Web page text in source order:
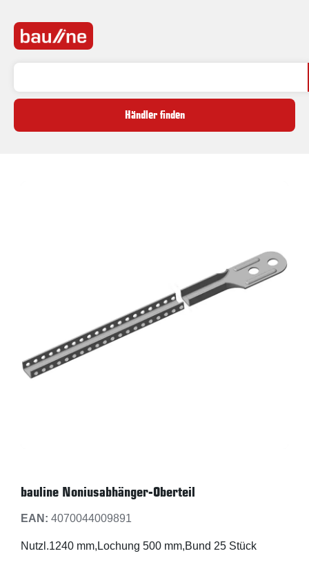
Händler finden
bauline Noniusabhänger-Oberteil
EAN: 4070044009891
Nutzl.1240 mm,Lochung 500 mm,Bund 25 Stück